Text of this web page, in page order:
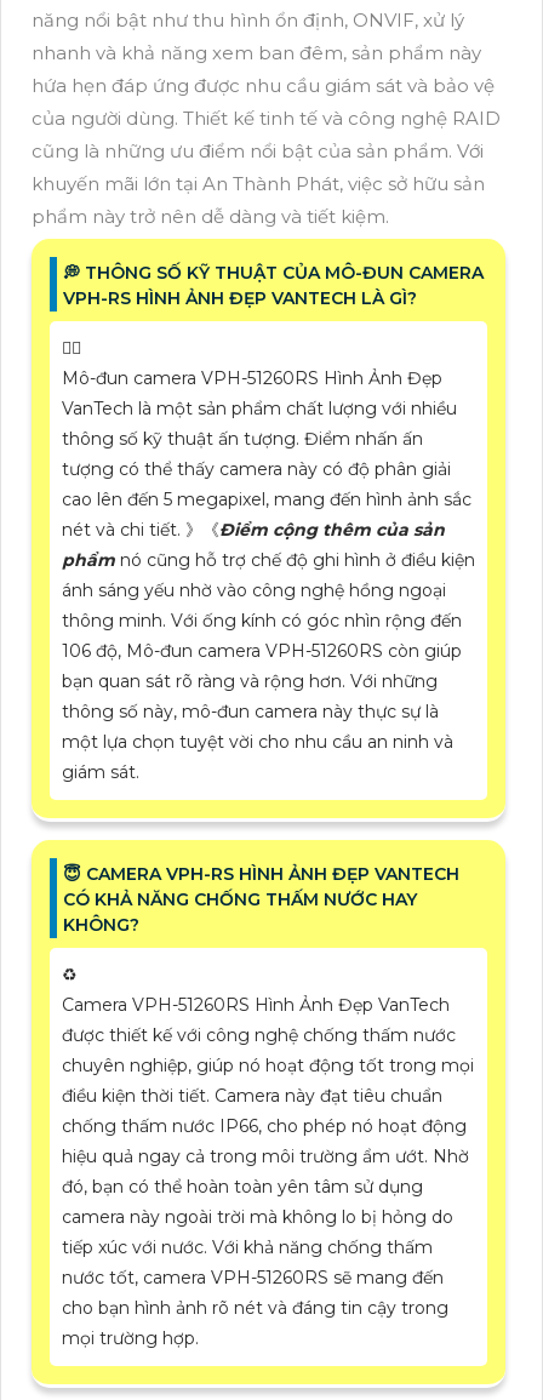
năng nổi bật như thu hình ổn định, ONVIF, xử lý
nhanh và khả năng xem ban đêm, sản phẩm này
hứa hẹn đáp ứng được nhu cầu giám sát và bảo vệ
của người dùng. Thiết kế tinh tế và công nghệ RAID
cũng là những ưu điểm nổi bật của sản phẩm. Với
khuyến mãi lớn tại An Thành Phát, việc sở hữu sản
phẩm này trở nên dễ dàng và tiết kiệm.
️💭 THÔNG SỐ KỸ THUẬT CỦA MÔ-ĐUN CAMERA
VPH-RS HÌNH ẢNH ĐẸP VANTECH LÀ GÌ?
❤️‍💋‍
Mô-đun camera VPH-51260RS Hình Ảnh Đẹp
VanTech là một sản phẩm chất lượng với nhiều
thông số kỹ thuật ấn tượng. Điểm nhấn ấn
tượng có thể thấy camera này có độ phân giải
cao lên đến 5 megapixel, mang đến hình ảnh sắc
nét và chi tiết. 》《Điểm cộng thêm của sản
phẩm nó cũng hỗ trợ chế độ ghi hình ở điều kiện
ánh sáng yếu nhờ vào công nghệ hồng ngoại
thông minh. Với ống kính có góc nhìn rộng đến
106 độ, Mô-đun camera VPH-51260RS còn giúp
bạn quan sát rõ ràng và rộng hơn. Với những
thông số này, mô-đun camera này thực sự là
một lựa chọn tuyệt vời cho nhu cầu an ninh và
giám sát.
😇 CAMERA VPH-RS HÌNH ẢNH ĐẸP VANTECH
CÓ KHẢ NĂNG CHỐNG THẤM NƯỚC HAY
KHÔNG?
♻️
Camera VPH-51260RS Hình Ảnh Đẹp VanTech
được thiết kế với công nghệ chống thấm nước
chuyên nghiệp, giúp nó hoạt động tốt trong mọi
điều kiện thời tiết. Camera này đạt tiêu chuẩn
chống thấm nước IP66, cho phép nó hoạt động
hiệu quả ngay cả trong môi trường ẩm ướt. Nhờ
đó, bạn có thể hoàn toàn yên tâm sử dụng
camera này ngoài trời mà không lo bị hỏng do
tiếp xúc với nước. Với khả năng chống thấm
nước tốt, camera VPH-51260RS sẽ mang đến
cho bạn hình ảnh rõ nét và đáng tin cậy trong
mọi trường hợp.